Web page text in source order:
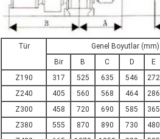
Tür Genel Boyutlar (mm)
Bir
B C D E
Z190
317 525 635 546 272
Z240
405 560 568 464 286
Z300
458 720 690 585 365
Z380
555 870 890 730 480